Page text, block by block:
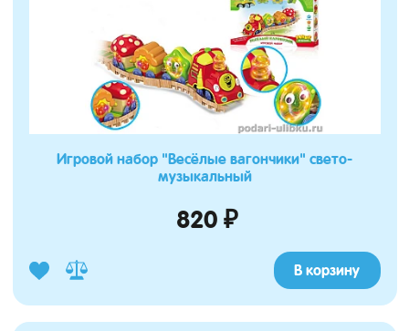
Игровой набор "Весёлые вагончики" свето-
музыкальный
820 ₽
В корзину